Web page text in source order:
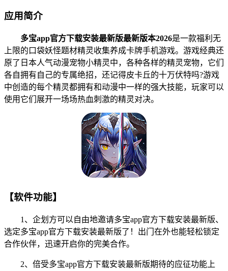
应用简介
多宝app官方下载安装最新版最新版本2026是一款福利无
上限的口袋妖怪题材精灵收集养成卡牌手机游戏。游戏经典还
原了日本人气动漫宠物小精灵中，各种各样的精灵宠物，它们
各自拥有自己的专属绝招，还记得皮卡丘的十万伏特吗?游戏
中创造的每个精灵都拥有和动漫中一样的强大技能，玩家可以
使用它们展开一场场热血刺激的精灵对决。
【软件功能】
1、企划方可以自由地邀请多宝app官方下载安装最新版、
选定多宝app官方下载安装最新版了！出门在外也能轻松锁定
合作伙伴，迅速开启你的完美合作。
2、倍受多宝app官方下载安装最新版期待的应征功能上